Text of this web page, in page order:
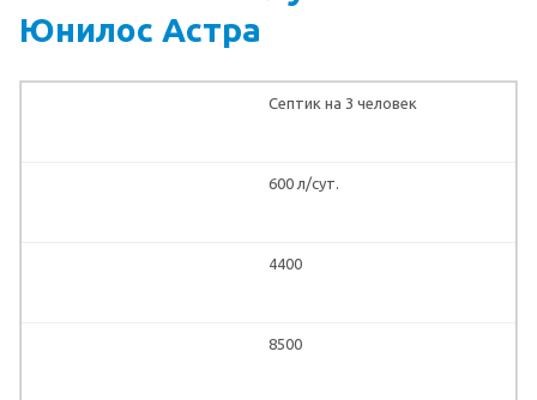
Юнилос Астра
Септик на 3 человек
600 л/сут.
4400
8500